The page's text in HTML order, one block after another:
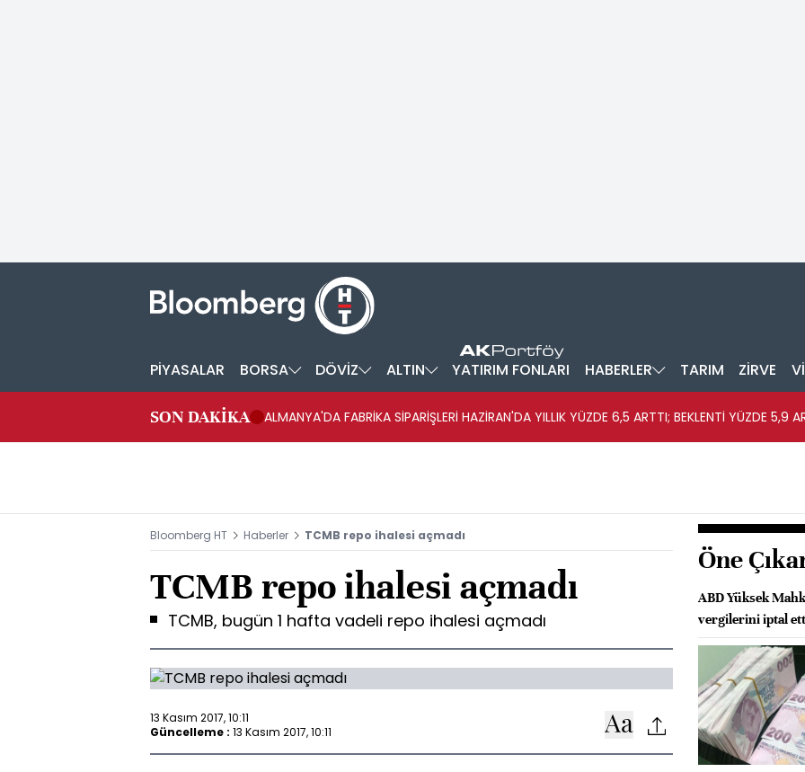
PİYASALAR BORSA DÖVİZ ALTIN YATIRIM FONLARI HABERLER TARIM ZİRVE
SON DAKİKA ALMANYA'DA FABRİKA SİPARİŞLERİ HAZİRAN'DA YILLIK YÜZDE 6,5 ARTTI; BEKLENTİ YÜZDE 5,9
Bloomberg HT Haberler TCMB repo ihalesi açmadı
TCMB repo ihalesi açmadı
TCMB, bugün 1 hafta vadeli repo ihalesi açmadı
13 Kasım 2017, 10:11
Güncelleme : 13 Kasım 2017, 10:11
Öne
ABD Yüksek
vergilerini iptal